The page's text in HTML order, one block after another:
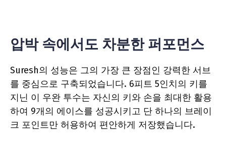
압박 속에서도 차분한 퍼포먼스
Suresh의 성능은 그의 가장 큰 장점인 강력한 서브
를 중심으로 구축되었습니다. 6피트 5인치의 키를
지닌 이 우완 투수는 자신의 키와 손을 최대한 활용
하여 9개의 에이스를 성공시키고 단 하나의 브레이
크 포인트만 허용하여 편안하게 저장했습니다.